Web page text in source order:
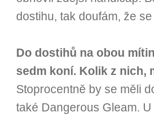
dostihu, tak doufám, že
Do dostihů na obou
sedm koní. Kolik z nich,
Stoprocentně by se měli
také Dangerous Gleam.